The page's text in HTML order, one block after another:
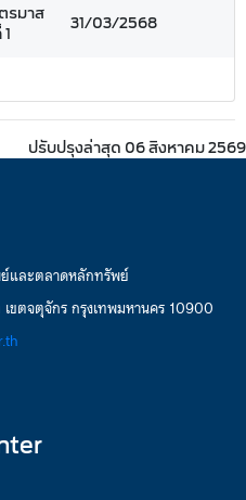
รมาส
31/03/2568
ปรับปรุงล่าสุด 06 สิงหาคม 2569
และตลาดหลักทรัพย์
ขตจตุจักร กรุงเทพมหานคร 10900